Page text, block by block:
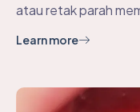
atau retak parah
Learn more